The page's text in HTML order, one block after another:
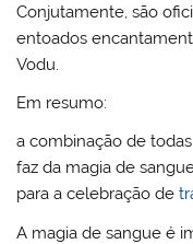
Conjutamente, são
entoados
Vodu.
Em resumo:
a combinação de
faz da magia de
para a celebração de
A magia de sangue é